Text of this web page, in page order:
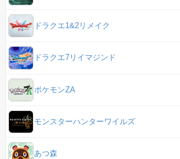
ドラクエ1&2リメイク
ドラクエ7リイマジンド
ポケモンZA
モンスターハンターワイルズ
あつ森